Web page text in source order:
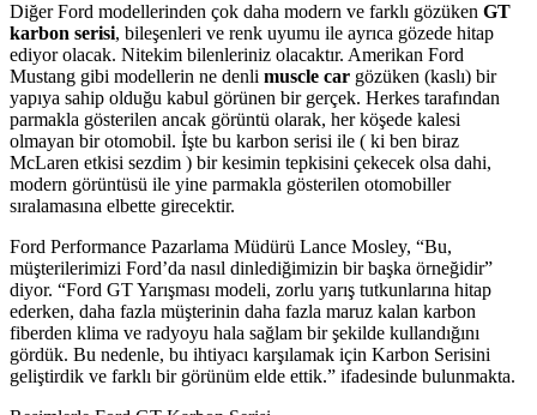
Diğer Ford modellerinden çok daha modern ve farklı gözüken GT
karbon serisi, bileşenleri ve renk uyumu ile ayrıca gözede hitap
ediyor olacak. Nitekim bilenleriniz olacaktır. Amerikan Ford
Mustang gibi modellerin ne denli muscle car gözüken (kaslı) bir
yapıya sahip olduğu kabul görünen bir gerçek. Herkes tarafından
parmakla gösterilen ancak görüntü olarak, her köşede kalesi
olmayan bir otomobil. İşte bu karbon serisi ile ( ki ben biraz
McLaren etkisi sezdim ) bir kesimin tepkisini çekecek olsa dahi,
modern görüntüsü ile yine parmakla gösterilen otomobiller
sıralamasına elbette girecektir.
Ford Performance Pazarlama Müdürü Lance Mosley, “Bu,
müşterilerimizi Ford’da nasıl dinlediğimizin bir başka örneğidir”
diyor. “Ford GT Yarışması modeli, zorlu yarış tutkunlarına hitap
ederken, daha fazla müşterinin daha fazla maruz kalan karbon
fiberden klima ve radyoyu hala sağlam bir şekilde kullandığını
gördük. Bu nedenle, bu ihtiyacı karşılamak için Karbon Serisini
geliştirdik ve farklı bir görünüm elde ettik.” ifadesinde bulunmakta.